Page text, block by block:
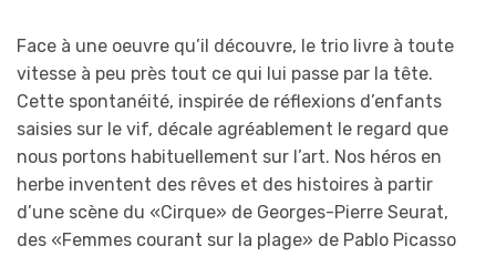
Face à une oeuvre qu’il découvre, le trio livre à toute
vitesse à peu près tout ce qui lui passe par la tête.
Cette spontanéité, inspirée de réflexions d’enfants
saisies sur le vif, décale agréablement le regard que
nous portons habituellement sur l’art. Nos héros en
herbe inventent des rêves et des histoires à partir
d’une scène du «Cirque» de Georges-Pierre Seurat,
des «Femmes courant sur la plage» de Pablo Picasso